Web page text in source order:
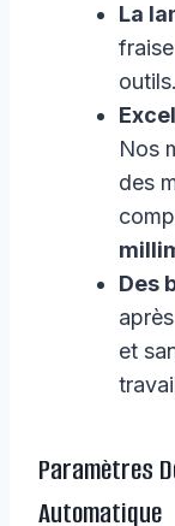
La
Nos
des
Des
et
Paramètres
Automatique